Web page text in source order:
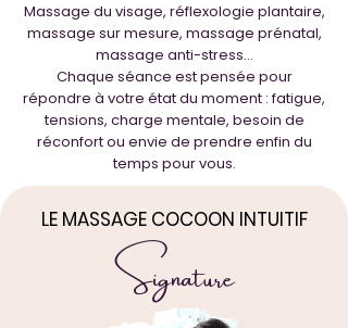
Massage du visage, réflexologie plantaire,
massage sur mesure, massage prénatal,
massage anti-stress…
Chaque séance est pensée pour
répondre à votre état du moment : fatigue,
tensions, charge mentale, besoin de
réconfort ou envie de prendre enfin du
temps pour vous.
LE MASSAGE COCOON INTUITIF
Signature